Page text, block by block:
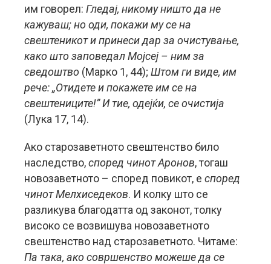
им говорел: Гледај, никому ништо да не
кажуваш; но оди, покажи му се на
свештеникот и принеси дар за очистување,
како што заповедал Мојсеј – ним за
сведоштво (Марко 1, 44); Штом ги виде, им
рече: „Отидете и покажете им се на
свештениците!” И тие, одејќи, се очистија
(Лука 17, 14).
Ако старозаветното свештенство било
наследство,според чинот Аронов, тогаш
новозаветното – според повикот, е според
чинот Мелхиседеков. И колку што се
разликува благодатта од законот, толку
високо се возвишува новозаветното
свештенство над старозаветното. Читаме:
Па така, ако совршенство можеше да се